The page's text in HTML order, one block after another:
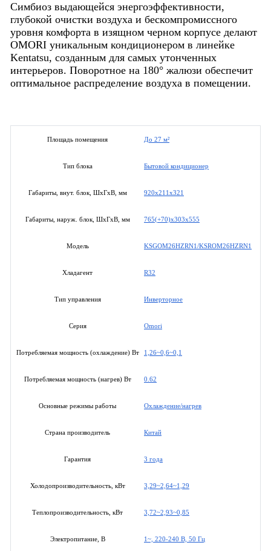
Симбиоз выдающейся энергоэффективности,
глубокой очистки воздуха и бескомпромиссного
уровня комфорта в изящном черном корпусе делают
OMORI уникальным кондиционером в линейке
Kentatsu, созданным для самых утонченных
интерьеров. Поворотное на 180° жалюзи обеспечит
оптимальное распределение воздуха в помещении.
Площадь помещения До 27 м²
Тип блока Бытовой кондиционер
Габариты, внут. блок, ШхГхВ, мм 920x211x321
Габариты, наруж. блок, ШхГхВ, мм 765(+70)x303x555
Модель KSGOM26HZRN1/KSROM26HZRN1
Хладагент R32
Тип управления Инверторное
Серия Omori
Потребляемая мощность (охлаждение) Вт 1,26~0,6~0,1
Потребляемая мощность (нагрев) Вт 0.62
Основные режимы работы Охлаждение/нагрев
Страна производитель Китай
Гарантия 3 года
Холодопроизводительность, кВт 3,29~2,64~1,29
Теплопроизводительность, кВт 3,72~2,93~0,85
Электропитание, В 1~, 220-240 В, 50 Гц